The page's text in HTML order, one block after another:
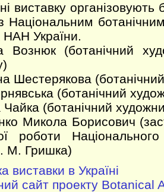
виставку організовують
Національним
НАН України.
Вознюк (ботанічний
Шестерякова
(ботанічний
(ботанічний
Микола Борисович
роботи
М. Гришка)
виставки в Україні
сайт проекту Botanical